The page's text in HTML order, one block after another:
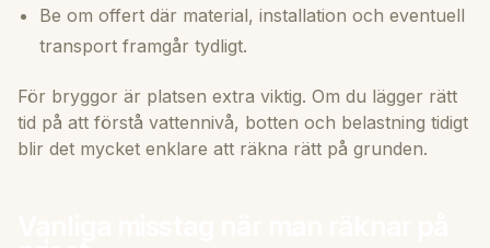
Be om offert där material, installation och eventuell
transport framgår tydligt.
För bryggor är platsen extra viktig. Om du lägger rätt
tid på att förstå vattennivå, botten och belastning tidigt
blir det mycket enklare att räkna rätt på grunden.